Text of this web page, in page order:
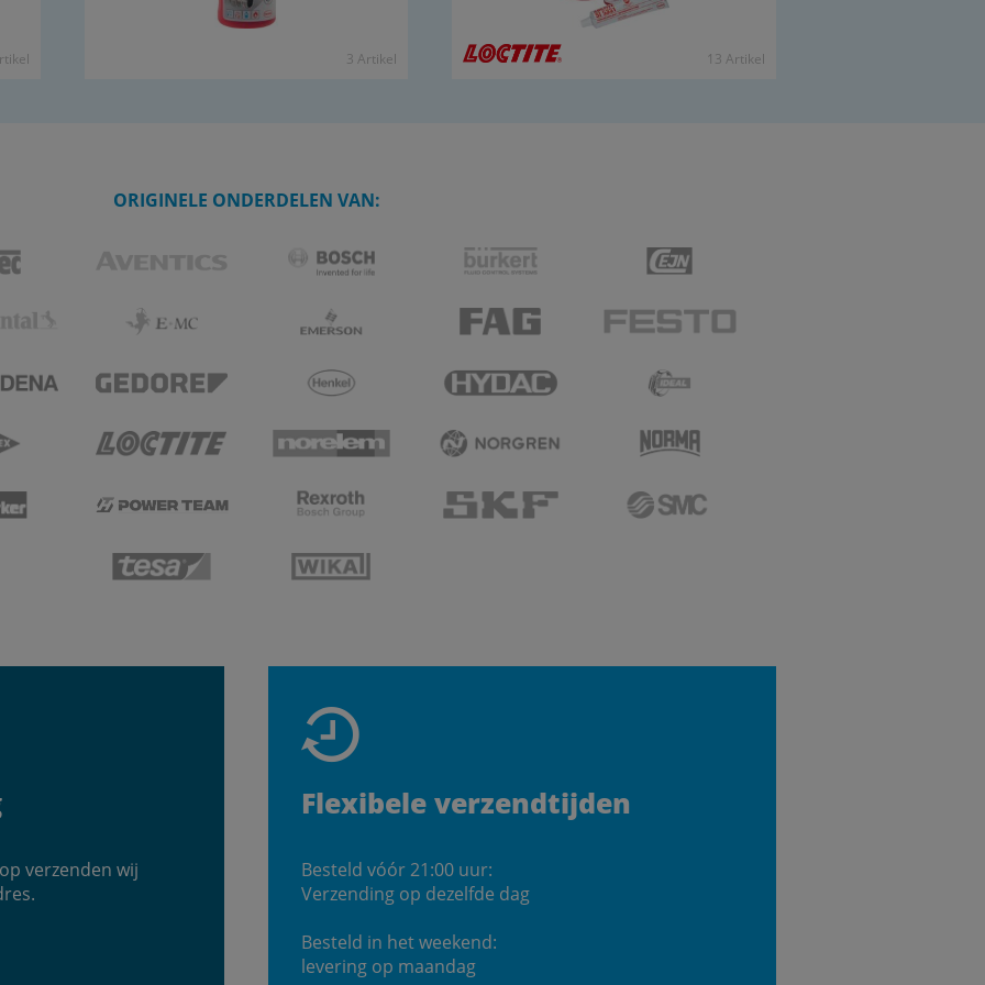
3 Ar­ti­kel 13 Ar­ti­kel
ORIGINELE ONDERDELEN VAN:
verzenden wij
Flexibele verzendtijden
Besteld vóór 21:00 uur:
Verzending op dezelfde dag
Besteld in het weekend:
levering op maandag